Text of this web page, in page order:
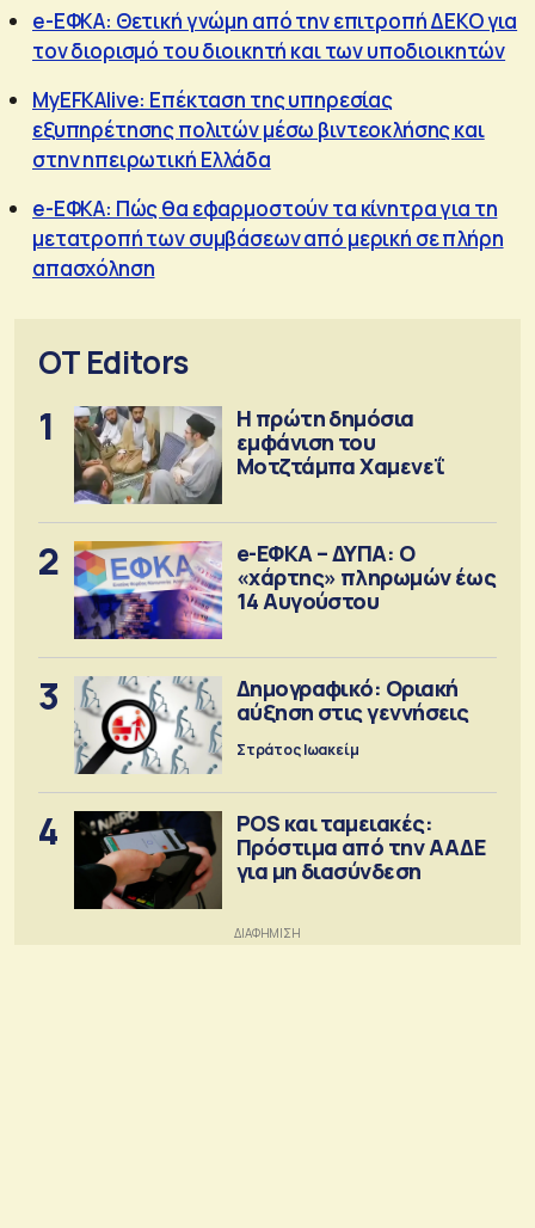
e-ΕΦΚΑ: Θετική γνώμη από την επιτροπή ΔΕΚΟ για
τον διορισμό του διοικητή και των υποδιοικητών
MyEFKAlive: Επέκταση της υπηρεσίας
εξυπηρέτησης πολιτών μέσω βιντεοκλήσης και
στην ηπειρωτική Ελλάδα
e-ΕΦΚΑ: Πώς θα εφαρμοστούν τα κίνητρα για τη
μετατροπή των συμβάσεων από μερική σε πλήρη
απασχόληση
OT Editors
1
Η πρώτη δημόσια
εμφάνιση του
Μοτζτάμπα Χαμενεΐ
2
e-ΕΦΚΑ – ΔΥΠΑ: Ο
«χάρτης» πληρωμών έως
14 Αυγούστου
3
Δημογραφικό: Οριακή
αύξηση στις γεννήσεις
Στράτος Ιωακείμ
4
POS και ταμειακές:
Πρόστιμα από την ΑΑΔΕ
για μη διασύνδεση